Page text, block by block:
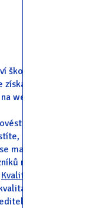
škol.
z reportů
webu
dotazníkové
jaké jsou jejich
mají cíle
můžete hledat
Kvalitní škola
škol,